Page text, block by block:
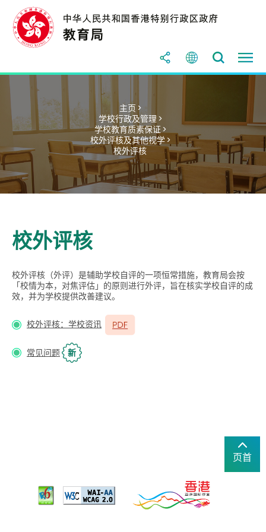
主页 >
学校行政及管理 >
学校教育质素保证 >
校外评核及其他视学 >
校外评核
校外评核
校外评核（外评）是辅助学校自评的一项恒常措施，教育局会按
「校情为本，对焦评估」的原则进行外评，旨在核实学校自评的成
效，并为学校提供改善建议。
校外评核：学校资讯
常见问题 新
页首